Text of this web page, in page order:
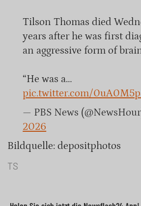
Tilson Thomas died
years after he was first
an aggressive form of
“He was a…
pic.twitter.com/
— PBS News
2026
Bildquelle: depositphotos
TS